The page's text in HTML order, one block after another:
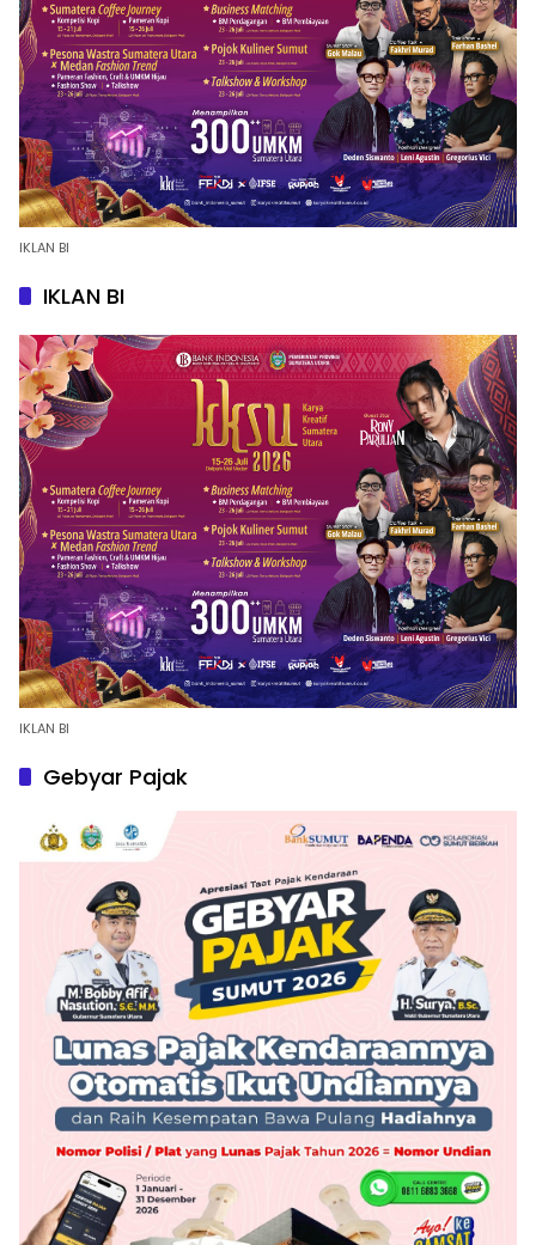
IKLAN BI
IKLAN BI
IKLAN BI
Gebyar Pajak